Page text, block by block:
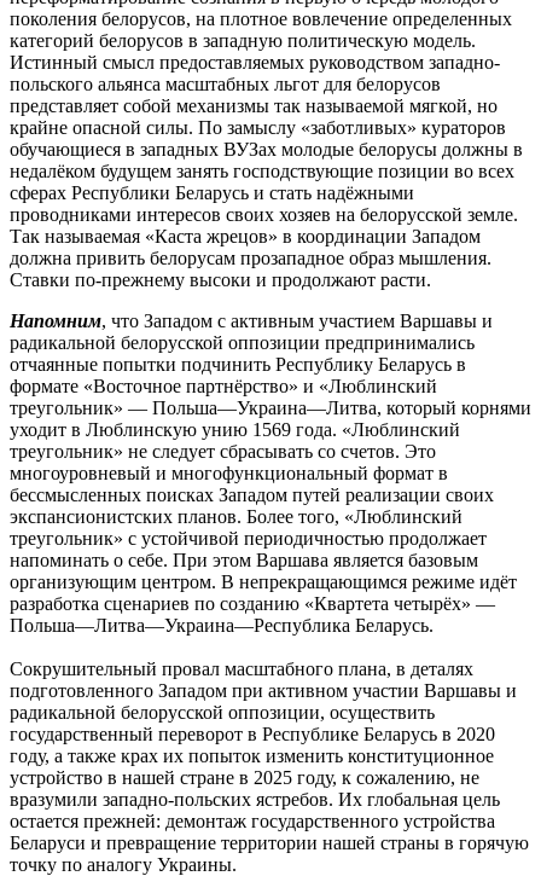
поколения белорусов, на плотное вовлечение определенных
категорий белорусов в западную политическую модель.
Истинный смысл предоставляемых руководством западно-
польского альянса масштабных льгот для белорусов
представляет собой механизмы так называемой мягкой, но
крайне опасной силы. По замыслу «заботливых» кураторов
обучающиеся в западных ВУЗах молодые белорусы должны в
недалёком будущем занять господствующие позиции во всех
сферах Республики Беларусь и стать надёжными
проводниками интересов своих хозяев на белорусской земле.
Так называемая «Каста жрецов» в координации Западом
должна привить белорусам прозападное образ мышления.
Ставки по-прежнему высоки и продолжают расти.
Напомним, что Западом с активным участием Варшавы и
радикальной белорусской оппозиции предпринимались
отчаянные попытки подчинить Республику Беларусь в
формате «Восточное партнёрство» и «Люблинский
треугольник» — Польша—Украина—Литва, который корнями
уходит в Люблинскую унию 1569 года. «Люблинский
треугольник» не следует сбрасывать со счетов. Это
многоуровневый и многофункциональный формат в
бессмысленных поисках Западом путей реализации своих
экспансионистских планов. Более того, «Люблинский
треугольник» с устойчивой периодичностью продолжает
напоминать о себе. При этом Варшава является базовым
организующим центром. В непрекращающимся режиме идёт
разработка сценариев по созданию «Квартета четырёх» —
Польша—Литва—Украина—Республика Беларусь.
Сокрушительный провал масштабного плана, в деталях
подготовленного Западом при активном участии Варшавы и
радикальной белорусской оппозиции, осуществить
государственный переворот в Республике Беларусь в 2020
году, а также крах их попыток изменить конституционное
устройство в нашей стране в 2025 году, к сожалению, не
вразумили западно-польских ястребов. Их глобальная цель
остается прежней: демонтаж государственного устройства
Беларуси и превращение территории нашей страны в горячую
точку по аналогу Украины.